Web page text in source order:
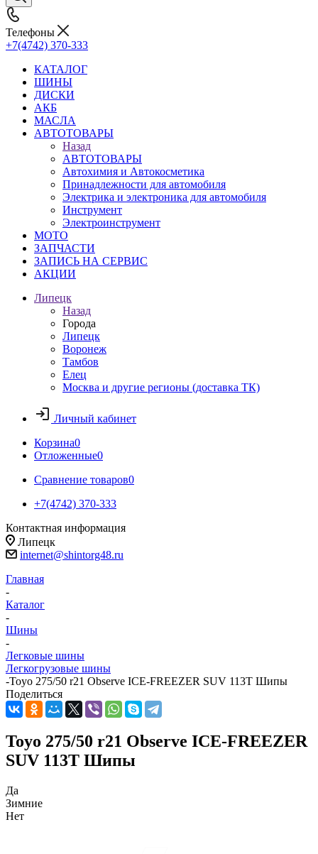
Телефоны
+7(4742) 370-333
КАТАЛОГ
ШИНЫ
ДИСКИ
АКБ
МАСЛА
АВТОТОВАРЫ
Назад
АВТОТОВАРЫ
Автохимия и Автокосметика
Принадлежности для автомобиля
Электрика и электроника для автомобиля
Инструмент
Электроинструмент
МОТО
ЗАПЧАСТИ
ЗАПИСЬ НА СЕРВИС
АКЦИИ
Липецк
Назад
Города
Липецк
Воронеж
Тамбов
Елец
Москва и другие регионы (доставка ТК)
Личный кабинет
Корзина0
Отложенные0
Сравнение товаров0
+7(4742) 370-333
Контактная информация
Липецк
internet@shintorg48.ru
Главная
-
Каталог
-
Шины
-
Легковые шины
Легкогрузовые шины
-Toyo 275/50 r21 Observe ICE-FREEZER SUV 113T Шипы
Поделиться
Toyo 275/50 r21 Observe ICE-FREEZER
SUV 113T Шипы
Да
Зимние
Нет